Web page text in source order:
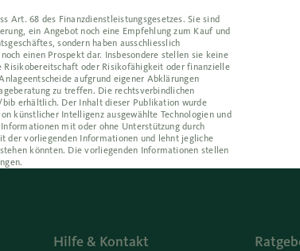
Art. 68 des Finanzdienstleistungsgesetzes. Sie sind
ein Angebot noch eine Empfehlung zum Kauf und
sondern haben ausschliesslich
einen Prospekt dar. Insbesondere stellen sie keine
Risikobereitschaft oder Risikofähigkeit oder finanzielle
aufgrund eigener Abklärungen
zu treffen. Die rechtsverbindlichen
erhältlich. Der Inhalt dieser Publikation wurde
künstlicher Intelligenz ausgewählte Technologien und
mit oder ohne Unterstützung durch
der vorliegenden Informationen und lehnt jegliche
könnten. Die vorliegenden Informationen stellen
Hilfe & Kontakt